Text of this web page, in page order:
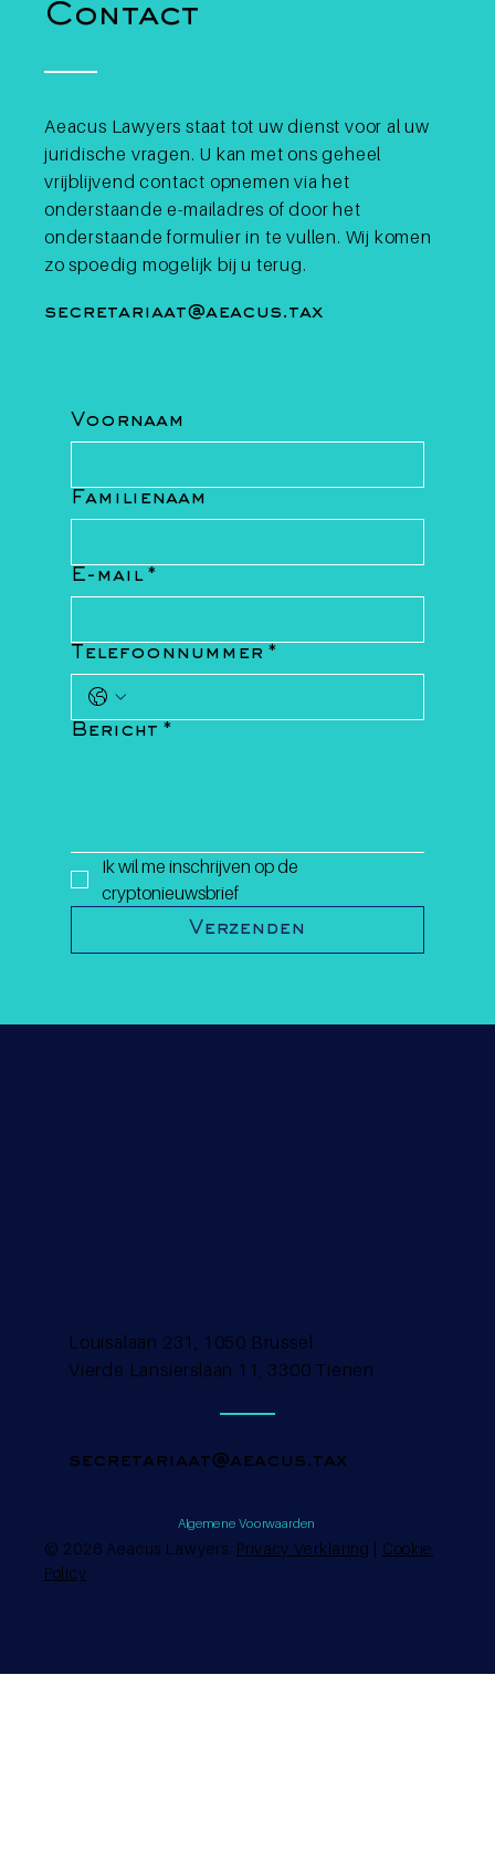
Binance verliest mogelijk
EU-vergunning: wat betekent
dit voor Belgische
cryptobeleggers?
Contact
Aeacus Lawyers staat tot uw dienst voor al uw
juridische vragen. U kan met ons geheel
vrijblijvend contact opnemen via het
onderstaande e-mailadres of door het
onderstaande formulier in te vullen. Wij komen
zo spoedig mogelijk bij u terug.
secretariaat@aeacus.tax
Voornaam
Familienaam
E-mail *
Telefoonnummer *
Bericht *
Ik wil me inschrijven op de
cryptonieuwsbrief
Verzenden
© 2026 Aeacus Lawyers. Privacy Verklaring
Cookie
Policy
secretariaat@aeacus.tax
Louisalaan 231, 1050 Brussel
Vierde Lansierslaan 11, 3300 Tienen
Algemene Voorwaarden